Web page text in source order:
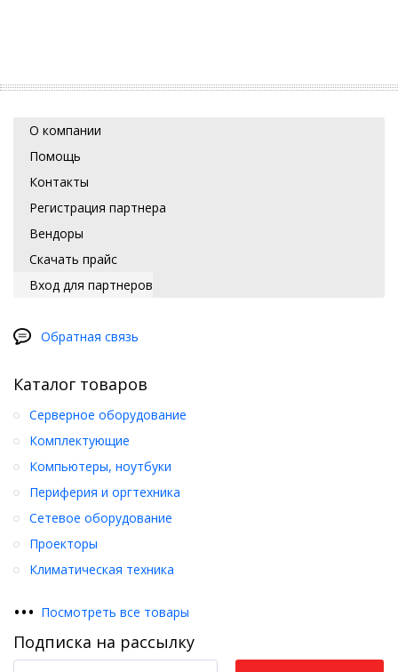
О компании
Помощь
Контакты
Регистрация партнера
Вендоры
Скачать прайс
Вход для партнеров
Обратная связь
Каталог товаров
Серверное оборудование
Комплектующие
Компьютеры, ноутбуки
Периферия и оргтехника
Сетевое оборудование
Проекторы
Климатическая техника
••• Посмотреть все товары
Подписка на рассылку